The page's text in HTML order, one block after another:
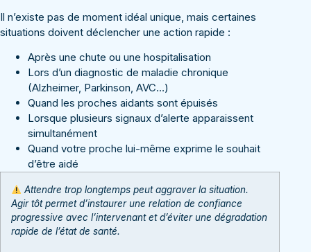
Il n’existe pas de moment idéal unique, mais certaines
situations doivent déclencher une action rapide :
Après une chute ou une hospitalisation
Lors d’un diagnostic de maladie chronique
(Alzheimer, Parkinson, AVC…)
Quand les proches aidants sont épuisés
Lorsque plusieurs signaux d’alerte apparaissent
simultanément
Quand votre proche lui-même exprime le souhait
d’être aidé
Attendre trop longtemps peut aggraver la situation.
Agir tôt permet d’instaurer une relation de confiance
progressive avec l’intervenant et d’éviter une dégradation
rapide de l’état de santé.